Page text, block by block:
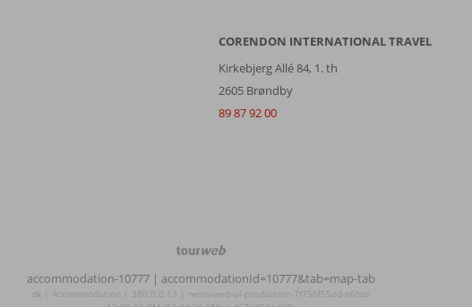
CORENDON INTERNATIONAL TRAVEL
Kirkebjerg Allé 84, 1. th
2605 Brøndby
89 87 92 00
TourWeb
NetMatch
accommodation-10777 | accommodationId=10777&tab=map-tab
dk | Accommodation | 380.0.0.13 | netm-web-ui-production-7f756f55dd-n6hzs